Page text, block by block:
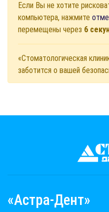
Если Вы не хотите
компьютера, нажмите
перемещены через 6
«Стоматологическая
заботится о вашей
«Астра-Дент»